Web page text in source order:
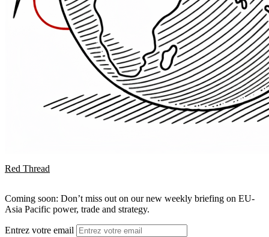
Red Thread
Coming soon: Don’t miss out on our new weekly briefing on EU-
Asia Pacific power, trade and strategy.
Entrez votre email